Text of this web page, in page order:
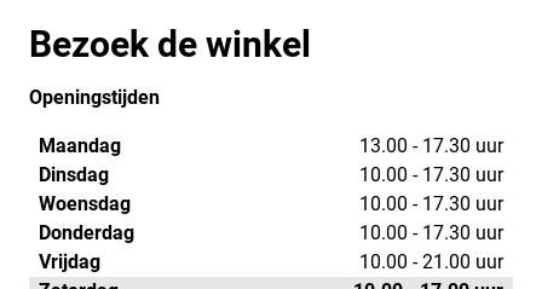
Bezoek de winkel
Openingstijden
Maandag
13.00 - 17.30 uur
Dinsdag
10.00 - 17.30 uur
Woensdag
10.00 - 17.30 uur
Donderdag
10.00 - 17.30 uur
Vrijdag
10.00 - 21.00 uur